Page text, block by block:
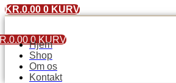
KR.0.00 0 KURV
0.00 0 KURV
Hjem
Shop
Om os
Kontakt